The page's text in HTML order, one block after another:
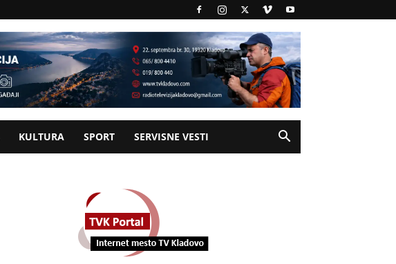
KULTURA SPORT SERVISNE VESTI